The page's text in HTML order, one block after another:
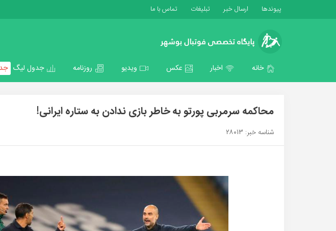
پیوندها ارسال خبر تبلیغات تماس با ما
خانه اخبار عکس ویدیو روزنامه جدول لیگ
محاکمه سرمربی پورتو به خاطر بازی ندادن به ستاره ایرانی!
شناسه خبر: 28013